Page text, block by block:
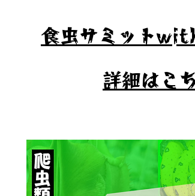
食虫サミット
詳細はこ